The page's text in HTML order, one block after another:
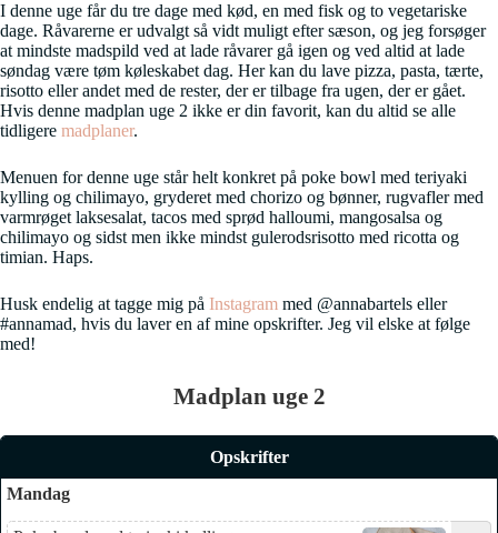
I denne uge får du tre dage med kød, en med fisk og to vegetariske
dage. Råvarerne er udvalgt så vidt muligt efter sæson, og jeg forsøger
at mindste madspild ved at lade råvarer gå igen og ved altid at lade
søndag være tøm køleskabet dag. Her kan du lave pizza, pasta, tærte,
risotto eller andet med de rester, der er tilbage fra ugen, der er gået.
Hvis denne madplan uge 2 ikke er din favorit, kan du altid se alle
tidligere madplaner.
Menuen for denne uge står helt konkret på poke bowl med teriyaki
kylling og chilimayo, gryderet med chorizo og bønner, rugvafler med
varmrøget laksesalat, tacos med sprød halloumi, mangosalsa og
chilimayo og sidst men ikke mindst gulerodsrisotto med ricotta og
timian. Haps.
Husk endelig at tagge mig på Instagram med @annabartels eller
#annamad, hvis du laver en af mine opskrifter. Jeg vil elske at følge
med!
Madplan uge 2
Opskrifter
Mandag